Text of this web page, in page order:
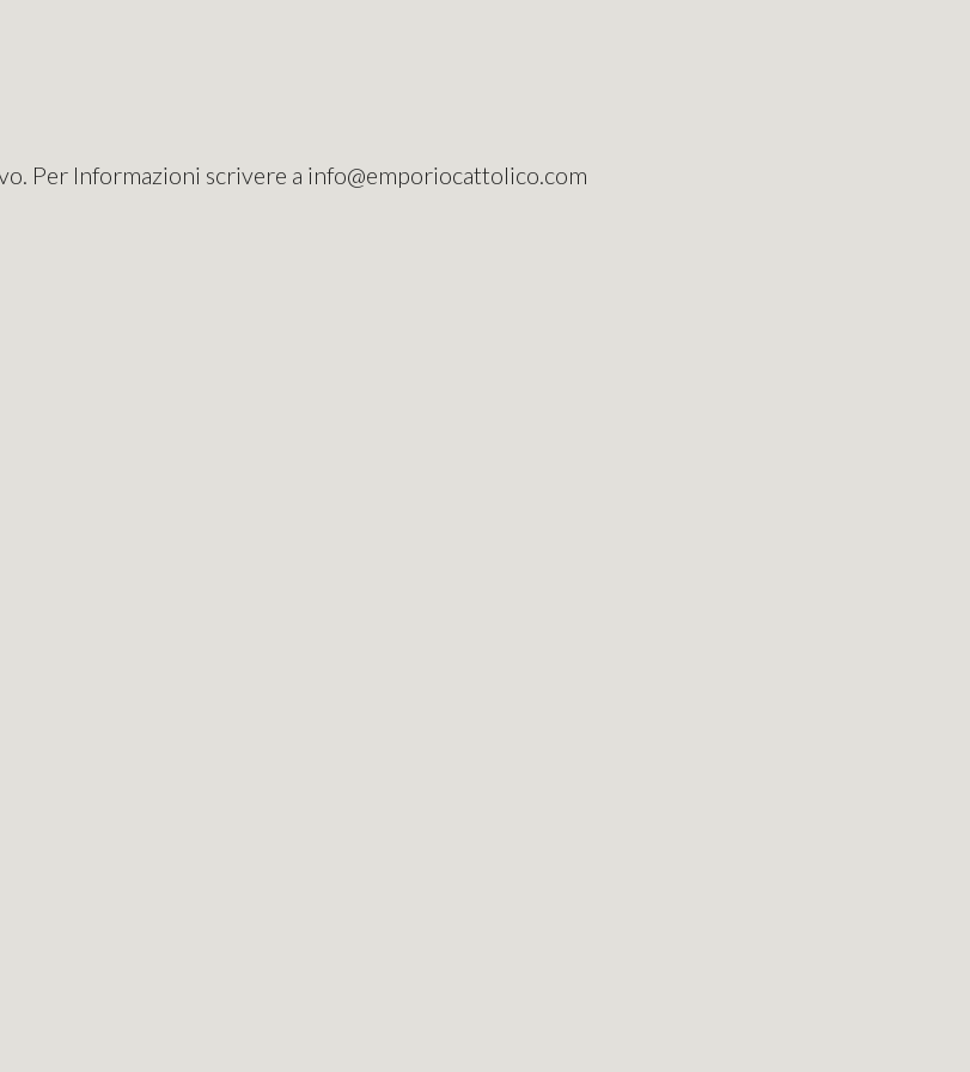
Per Informazioni scrivere a info@emporiocattolico.com